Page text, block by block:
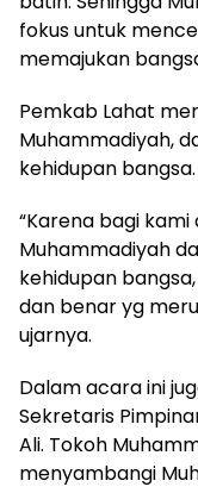
fokus untuk
memajukan
Pemkab Lahat
Muhammadiyah,
kehidupan bangsa.
“Karena bagi kami
Muhammadiyah
kehidupan
dan benar yg
ujarnya.
Dalam acara ini
Sekretaris
Ali. Tokoh
menyambangi